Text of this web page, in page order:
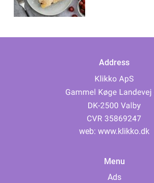
Address
web: www.klikko.dk
Menu
Ads